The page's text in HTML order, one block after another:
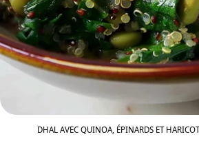
DHAL AVEC QUINOA, ÉPINARDS ET